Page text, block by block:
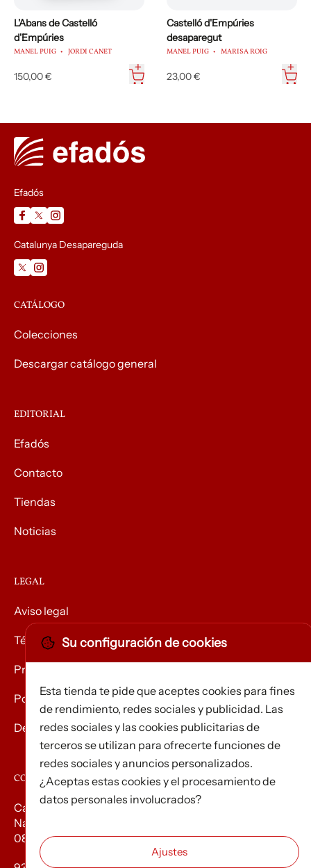
L'Abans de Castelló
d'Empúries
MANEL PUIG JORDI CANET
150,00 €
Castelló d'Empúries
desaparegut
MANEL PUIG MARISA ROIG
23,00 €
Efadós
Catalunya Desapareguda
CATÁLOGO
Colecciones
Descargar catálogo general
EDITORIAL
Efadós
Contacto
Tiendas
Noticias
LEGAL
Aviso legal
Términos y condiciones
Privacidad
Política de Cookies
Devolución de mercancías
CONTACTO
Carrer d’Edison, 3
Nau A. Polígon industrial Les Torrenteres
08754 El Papiol
Su configuración de cookies
Esta tienda te pide que aceptes cookies para fines
de rendimiento, redes sociales y publicidad. Las
redes sociales y las cookies publicitarias de
terceros se utilizan para ofrecerte funciones de
redes sociales y anuncios personalizados.
¿Aceptas estas cookies y el procesamiento de
datos personales involucrados?